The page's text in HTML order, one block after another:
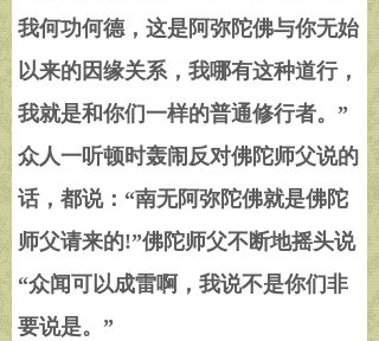
我何功何德，这是阿弥陀佛与你无始
以来的因缘关系，我哪有这种道行，
我就是和你们一样的普通修行者。 ”
众人一听顿时轰闹反对佛陀师父说的
话，都说： “南无阿弥陀佛就是佛陀
师父请来的!”佛陀师父不断地摇头说
“众闻可以成雷啊，我说不是你们非
要说是。 ”